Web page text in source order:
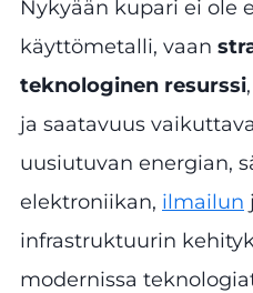
Nykyään kupari ei ole
käyttömetalli, vaan
teknologinen resurssi
ja saatavuus
uusiutuvan energian,
elektroniikan, ilmailun
infrastruktuurin
modernissa